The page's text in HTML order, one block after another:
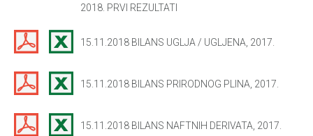
2018. PRVI REZULTATI
15.11.2018 BILANS UGLJA / UGLJENA, 2017.
15.11.2018 BILANS PRIRODNOG PLINA, 2017.
15.11.2018 BILANS NAFTNIH DERIVATA, 2017.